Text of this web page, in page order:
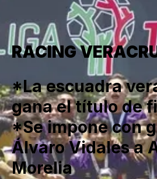
RACING
*La escuadra
gana el título de
*Se impone con
Álvaro Vidales a
Morelia